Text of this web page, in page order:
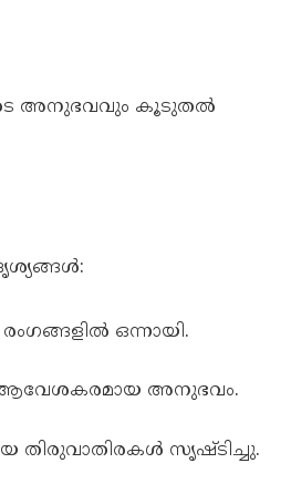
അനുഭവവും കൂടുതൽ
ഒന്നായി.
ആവേശകരമായ അനുഭവം.
തിരുവാതിരകൾ സൃഷ്ടിച്ചു.